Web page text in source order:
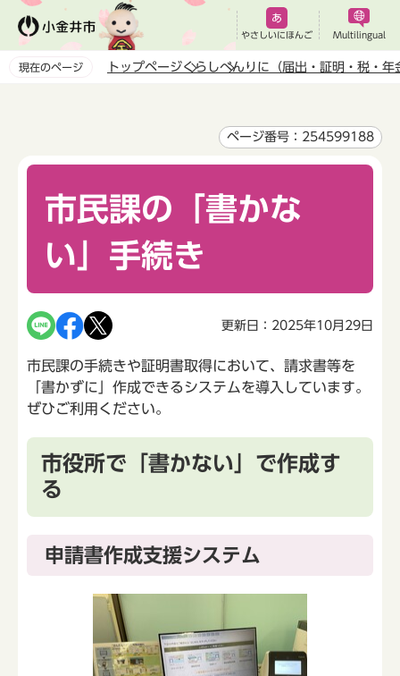
ペ
やさしいにほんご Multilingual
現在のページ トップページくらしべんりに（届出・証明・税・年
ページ番号：254599188
市民課の「書かな
い」手続き
更新日：2025年10月29日
市民課の手続きや証明書取得において、請求書等を
「書かずに」作成できるシステムを導入しています。
ぜひご利用ください。
市役所で「書かない」で作成す
る
申請書作成支援システム